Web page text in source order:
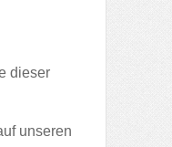
dieser
unseren